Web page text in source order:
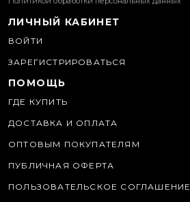
ЛИЧНЫЙ КАБИНЕТ
ВОЙТИ
ЗАРЕГИСТРИРОВАТЬСЯ
ПОМОЩЬ
ГДЕ КУПИТЬ
ДОСТАВКА И ОПЛАТА
ОПТОВЫМ ПОКУПАТЕЛЯМ
ПУБЛИЧНАЯ ОФЕРТА
ПОЛЬЗОВАТЕЛЬСКОЕ СОГЛАШЕНИЕ